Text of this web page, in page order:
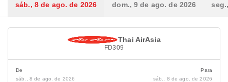
sáb., 8 de ago. de 2026 dom., 9 de ago. de 2026
Thai AirAsia
FD309
De
sáb., 8 de ago. de 2026
Para
sáb., 8 de ago. de 2026